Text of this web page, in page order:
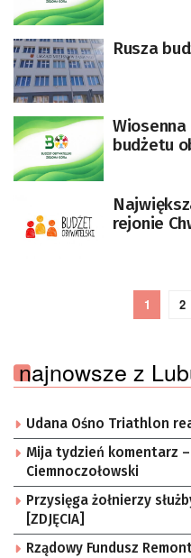
Rusza
budżetu
rejonie
1 2
najnowsze z
Udana Ośno Triathlon
Mija tydzień komentarz
Ciemnoczołowski
Przysięga żołnierzy
[ZDJĘCIA]
Rządowy Fundusz